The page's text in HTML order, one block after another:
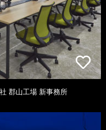
郡山工場 新事務所